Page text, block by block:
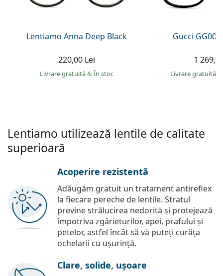
Persol
Lentiamo Anna Deep Black
220,00 Lei
Livrare gratuită& În stoc
Gucci
1
Livrare gratuită
Lentiamo utilizează lentile de calitate
superioară
Acoperire rezistentă
Adăugăm gratuit un tratament antireflex
la fiecare pereche de lentile. Stratul
previne strălucirea nedorită și protejează
împotriva zgârieturilor, apei, prafului și
petelor, astfel încât să vă puteți curăța
ochelarii cu ușurință.
Clare, solide, ușoare